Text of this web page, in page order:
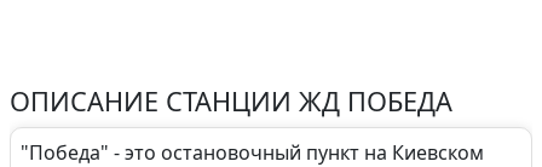
ОПИСАНИЕ СТАНЦИИ ЖД ПОБЕДА
"Победа" - это остановочный пункт на Киевском